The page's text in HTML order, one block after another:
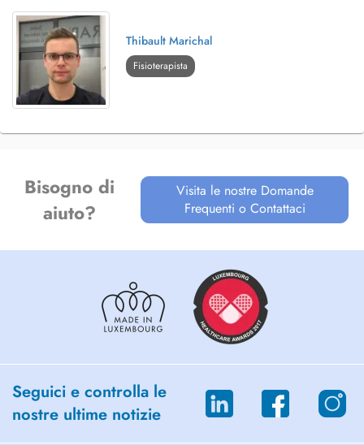
Thibault Marichal
Fisioterapista
Bisogno di
aiuto?
Visita le nostre Domande
Frequenti o Contattaci
Seguici e controlla le
nostre ultime notizie